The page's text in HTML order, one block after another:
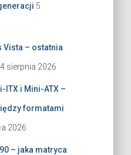
5
Vista – ostatnia
4 sierpnia 2026
ITX i Mini-ATX –
formatami
2026
– jaka matryca